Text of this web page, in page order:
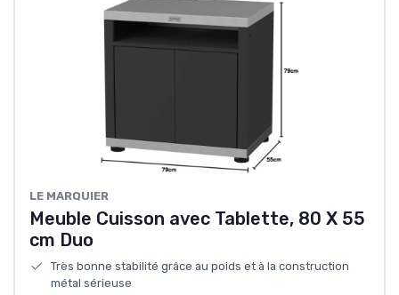
LE MARQUIER
Meuble Cuisson avec Tablette, 80 X 55
cm Duo
Très bonne stabilité grâce au poids et à la construction
métal sérieuse